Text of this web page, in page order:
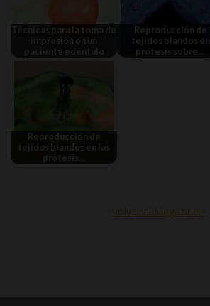
Técnicas para la toma de
impresión en un
paciente edéntulo
Reproducción de
tejidos blandos en
prótesis sobre…
Reproducción de
tejidos blandos en las
prótesis…
Volver al Magazine »